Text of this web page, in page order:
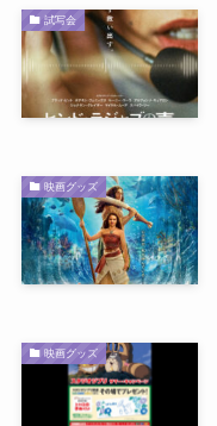
試写会
映画グッズ
映画グッズ